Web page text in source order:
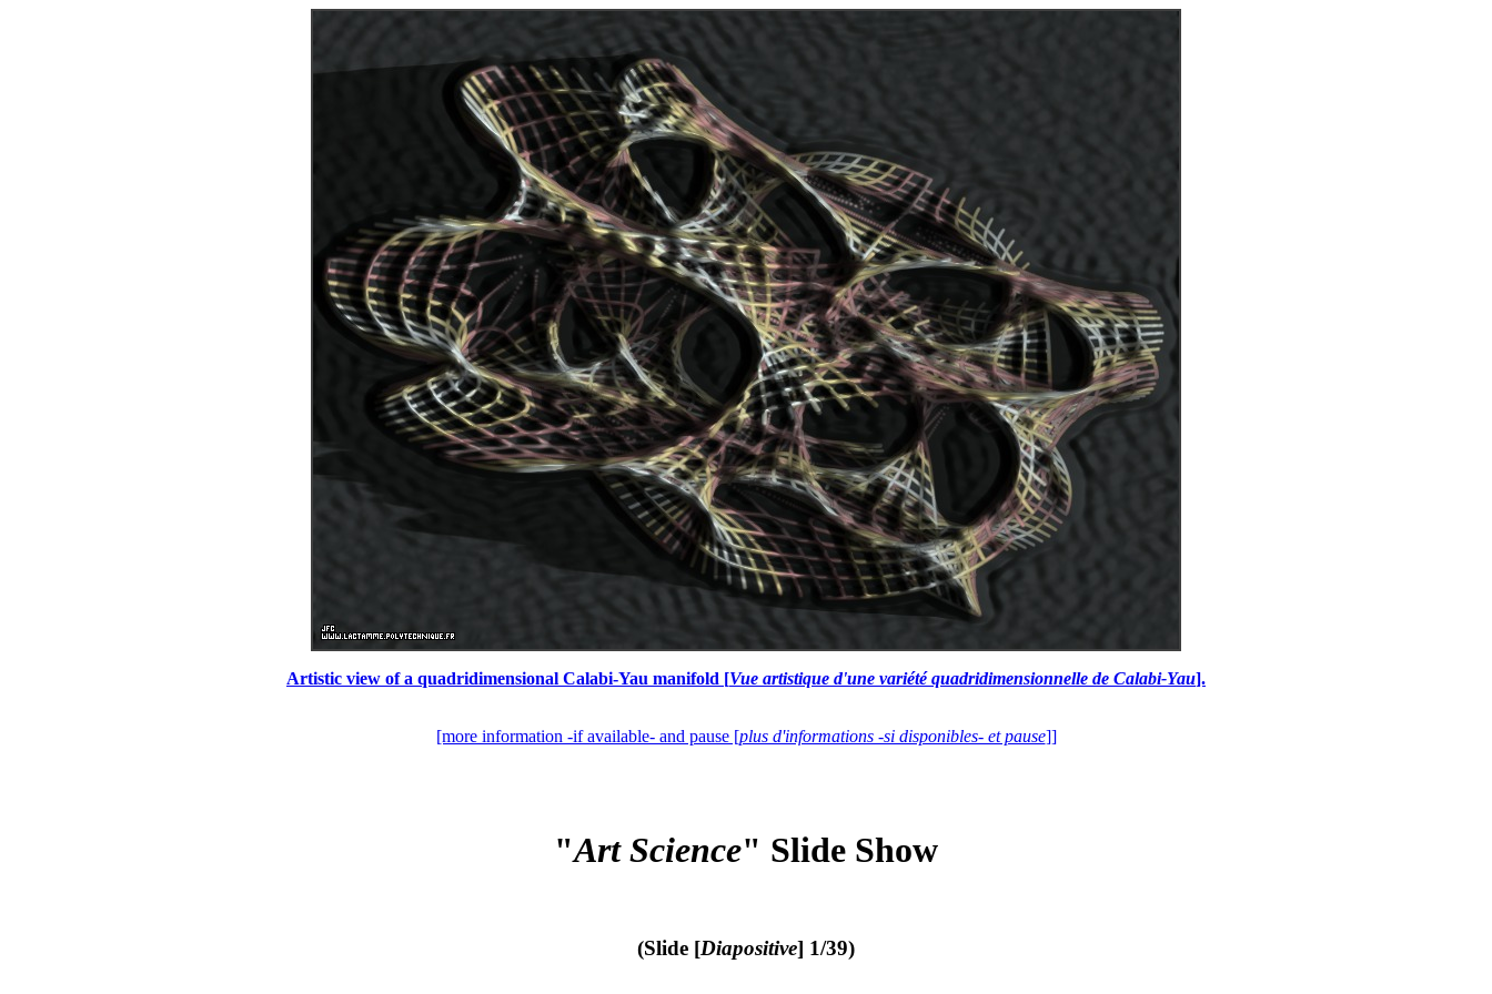
Artistic view of a quadridimensional Calabi-Yau manifold [Vue artistique d'une variété quadridimensionnelle de Calabi-Yau].
[more information -if available- and pause [plus d'informations -si disponibles- et pause]]
"Art Science" Slide Show
(Slide [Diapositive] 1/39)